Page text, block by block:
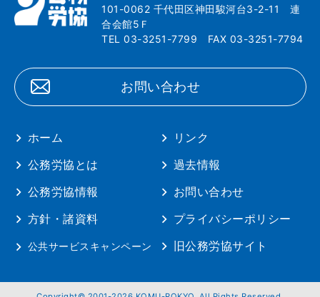
101-0062 千代田区神田駿河台3-2-11 連
合会館5Ｆ
TEL 03-3251-7799 FAX 03-3251-7794
お問い合わせ
ホーム
公務労協とは
公務労協情報
方針・諸資料
公共サービスキャンペーン
リンク
過去情報
お問い合わせ
プライバシーポリシー
旧公務労協サイト